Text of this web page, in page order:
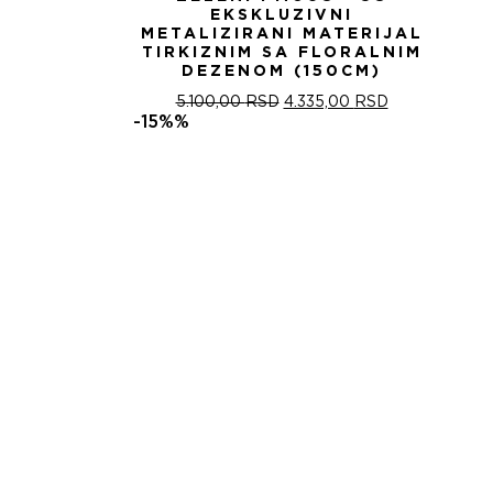
EKSKLUZIVNI
METALIZIRANI MATERIJAL
TIRKIZNIM SA FLORALNIM
DEZENOM (150CM)
5.100,00RSD ОРИГИНАЛНА
4.335,00 RSDТРЕНУТНА
-15%%